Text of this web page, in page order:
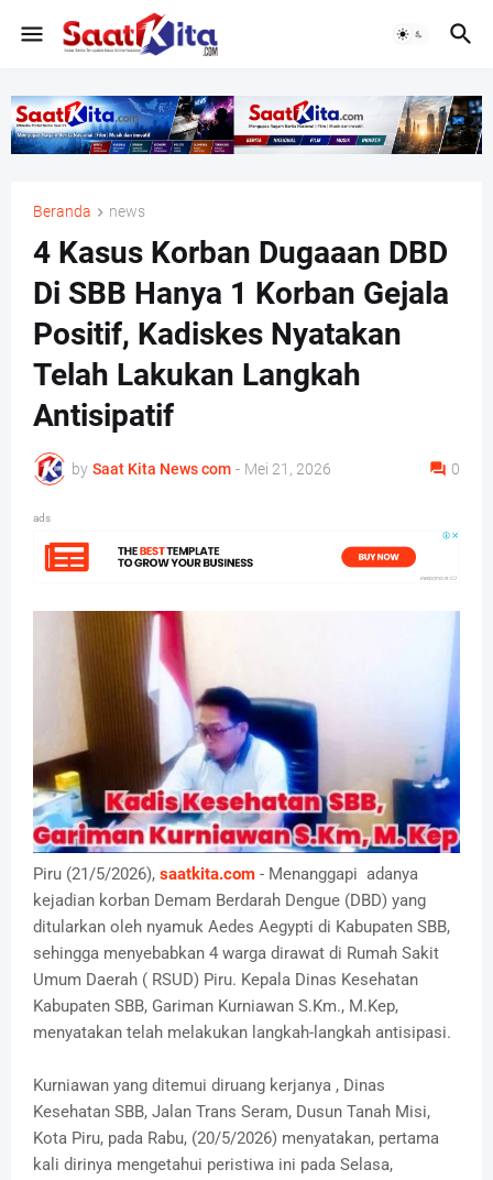
Beranda news
4 Kasus Korban Dugaaan DBD
Di SBB Hanya 1 Korban Gejala
Positif, Kadiskes Nyatakan
Telah Lakukan Langkah
Antisipatif
by Saat Kita News com - Mei 21, 2026 0
ads
Piru (21/5/2026), saatkita.com - Menanggapi adanya
kejadian korban Demam Berdarah Dengue (DBD) yang
ditularkan oleh nyamuk Aedes Aegypti di Kabupaten SBB,
sehingga menyebabkan 4 warga dirawat di Rumah Sakit
Umum Daerah ( RSUD) Piru. Kepala Dinas Kesehatan
Kabupaten SBB, Gariman Kurniawan S.Km., M.Kep,
menyatakan telah melakukan langkah-langkah antisipasi.
Kurniawan yang ditemui diruang kerjanya , Dinas
Kesehatan SBB, Jalan Trans Seram, Dusun Tanah Misi,
Kota Piru, pada Rabu, (20/5/2026) menyatakan, pertama
kali dirinya mengetahui peristiwa ini pada Selasa,